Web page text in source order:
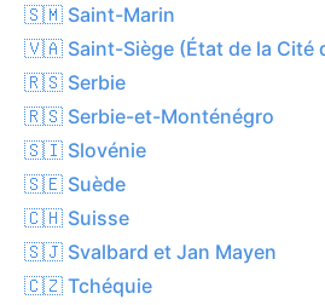
🇸🇲 Saint-Marin
🇻🇦 Saint-Siège (État de la Cité
🇷🇸 Serbie
🇷🇸 Serbie-et-Monténégro
🇸🇮 Slovénie
🇸🇪 Suède
🇨🇭 Suisse
🇸🇯 Svalbard et Jan Mayen
🇨🇿 Tchéquie